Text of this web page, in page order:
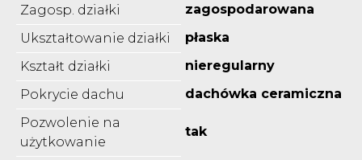
Zagosp. działki
zagospodarowana
Ukształtowanie działki
płaska
Kształt działki
nieregularny
Pokrycie dachu
dachówka ceramiczna
Pozwolenie na
użytkowanie
tak